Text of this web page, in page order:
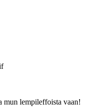
mun lempileffoista vaan!